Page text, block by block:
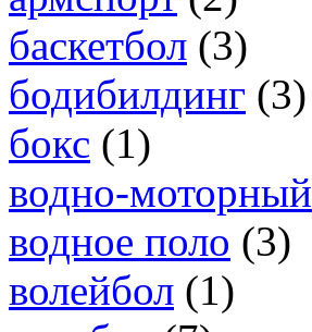
баскетбол (3)
бодибилдинг (3)
бокс (1)
водно-моторный
водное поло (3)
волейбол (1)